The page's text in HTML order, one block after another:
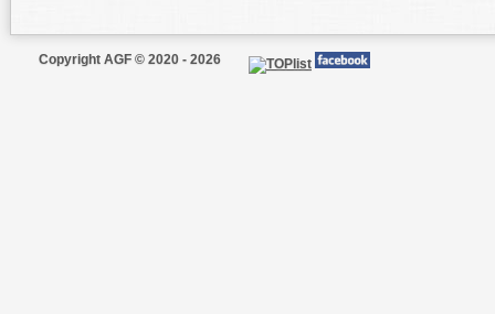
Copyright AGF © 2020 - 2026